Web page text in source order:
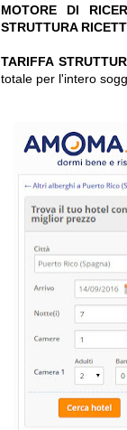
MOTORE DI
STRUTTURA
TARIFFA
totale per l'intero